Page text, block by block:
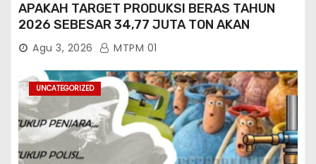
APAKAH TARGET PRODUKSI BERAS TAHUN
2026 SEBESAR 34,77 JUTA TON AKAN
TERCAPAI ?
Agu 3, 2026 MTPM 01
UNCATEGORIZED